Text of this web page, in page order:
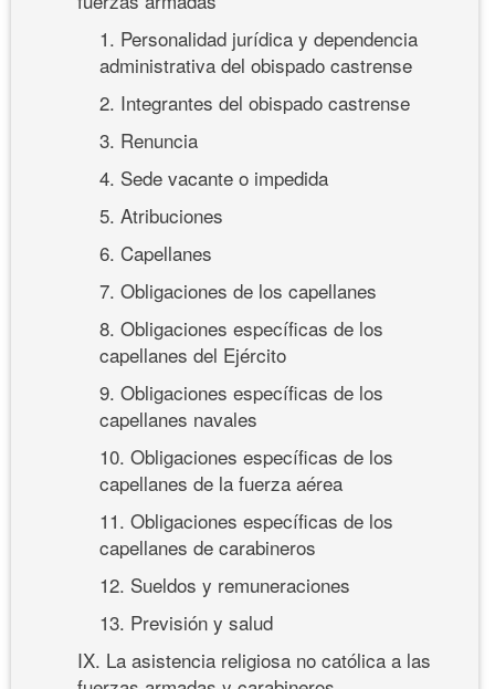
1. Personalidad jurídica y dependencia
administrativa del obispado castrense
2. Integrantes del obispado castrense
3. Renuncia
4. Sede vacante o impedida
5. Atribuciones
6. Capellanes
7. Obligaciones de los capellanes
8. Obligaciones específicas de los
capellanes del Ejército
9. Obligaciones específicas de los
capellanes navales
10. Obligaciones específicas de los
capellanes de la fuerza aérea
11. Obligaciones específicas de los
capellanes de carabineros
12. Sueldos y remuneraciones
13. Previsión y salud
IX. La asistencia religiosa no católica a las